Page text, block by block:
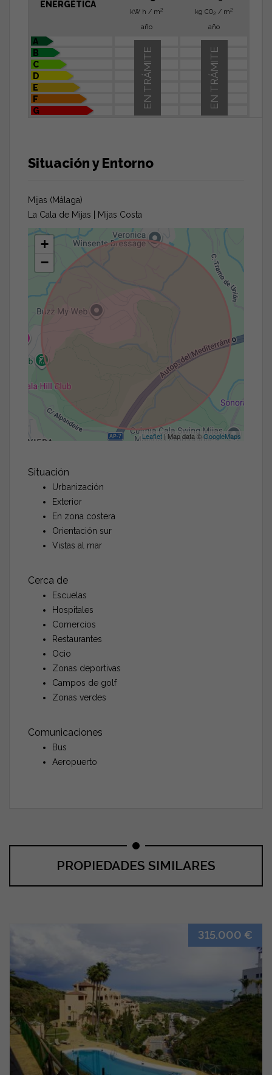
ENERGÉTICA
kW h / m2
año
kg CO2 / m2
año
A
B
C
D
E
F
G
EN TRÁMITE
EN TRÁMITE
Situación y Entorno
Mijas (Málaga)
La Cala de Mijas | Mijas Costa
+
−
Leaflet | Map data ©GoogleMaps
Situación
Urbanización
Exterior
En zona costera
Orientación sur
Vistas al mar
Cerca de
Escuelas
Hospitales
Comercios
Restaurantes
Ocio
Zonas deportivas
Campos de golf
Zonas verdes
Comunicaciones
Bus
Aeropuerto
PROPIEDADES SIMILARES
315.000 €